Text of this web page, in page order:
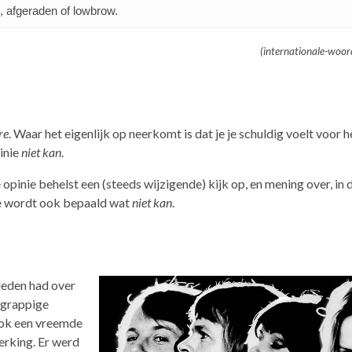
of lowbrow.
(internationale-
. Waar het eigenlijk op neerkomt is dat je je schuldig voelt voor
niet kan.
opinie behelst een (steeds wijzigende) kijk op, en mening over, in
wordt ook bepaald watniet kan.
had over
een vreemde
Er werd